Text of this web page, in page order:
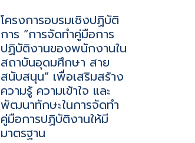
โครงการอบรมเชิงปฏิบัติ
การ “การจัดทำคู่มือการ
ปฏิบัติงานของพนักงานใน
สถาบันอุดมศึกษา สาย
สนับสนุน” เพื่อเสริมสร้าง
ความรู้ ความเข้าใจ และ
พัฒนาทักษะในการจัดทำ
คู่มือการปฏิบัติงานให้มี
มาตรฐาน